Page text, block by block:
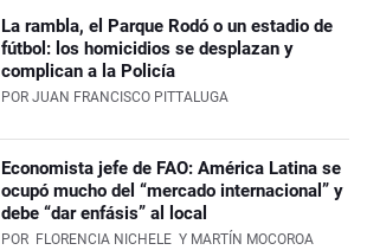
La rambla, el Parque Rodó o un estadio de
fútbol: los homicidios se desplazan y
complican a la Policía
POR JUAN FRANCISCO PITTALUGA
Economista jefe de FAO: América Latina se
ocupó mucho del “mercado internacional” y
debe “dar enfásis” al local
POR FLORENCIA NICHELE Y MARTÍN MOCOROA